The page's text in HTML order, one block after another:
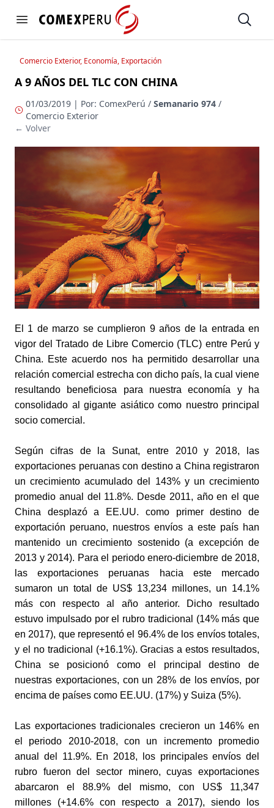
Open menu
https://www.comexperu.org.pe Open
Comercio Exterior, Economía, Exportación
A 9 AÑOS DEL TLC CON CHINA
01/03/2019 | Por: ComexPerú / Semanario 974/
Comercio Exterior
← Volver
El 1 de marzo se cumplieron 9 años de la entrada en
vigor del Tratado de Libre Comercio (TLC) entre Perú y
China. Este acuerdo nos ha permitido desarrollar una
relación comercial estrecha con dicho país, la cual viene
resultando beneficiosa para nuestra economía y ha
consolidado al gigante asiático como nuestro principal
socio comercial.
Según cifras de la Sunat, entre 2010 y 2018, las
exportaciones peruanas con destino a China registraron
un crecimiento acumulado del 143% y un crecimiento
promedio anual del 11.8%. Desde 2011, año en el que
China desplazó a EE.UU. como primer destino de
exportación peruano, nuestros envíos a este país han
mantenido un crecimiento sostenido (a excepción de
2013 y 2014). Para el periodo enero-diciembre de 2018,
las exportaciones peruanas hacia este mercado
sumaron un total de US$ 13,234 millones, un 14.1%
más con respecto al año anterior. Dicho resultado
estuvo impulsado por el rubro tradicional (14% más que
en 2017), que representó el 96.4% de los envíos totales,
y el no tradicional (+16.1%). Gracias a estos resultados,
China se posicionó como el principal destino de
nuestras exportaciones, con un 28% de los envíos, por
encima de países como EE.UU. (17%) y Suiza (5%).
Las exportaciones tradicionales crecieron un 146% en
el periodo 2010-2018, con un incremento promedio
anual del 11.9%. En 2018, los principales envíos del
rubro fueron del sector minero, cuyas exportaciones
abarcaron el 88.9% del mismo, con US$ 11,347
millones (+14.6% con respecto a 2017), siendo los